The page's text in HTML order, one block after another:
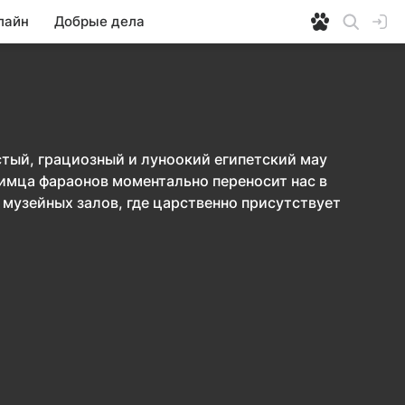
Добрые дела
грациозный и луноокий египетский мау
фараонов моментально переносит нас в
залов, где царственно присутствует